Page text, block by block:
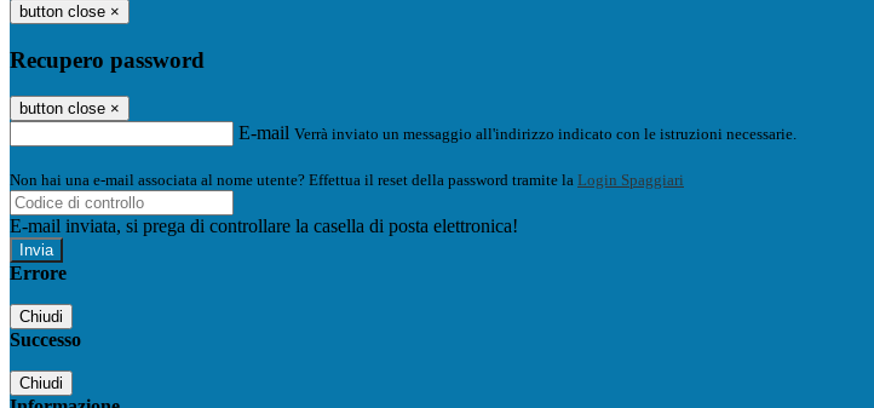
button close ×
Recupero password
button close ×
E-mail Verrà inviato un messaggio all'indirizzo indicato con le istruzioni necessarie.
Non hai una e-mail associata al nome utente? Effettua il reset della password tramite la Login Spaggiari
E-mail inviata, si prega di controllare la casella di posta elettronica!
Errore
Chiudi
Successo
Chiudi